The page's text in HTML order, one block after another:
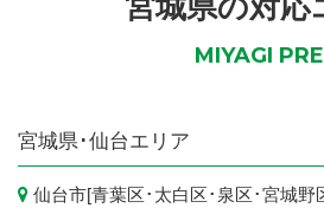
MIYAGI
宮城県 ･仙台エリア
仙台市[青葉区･ 太白区･ 泉区･宮城野